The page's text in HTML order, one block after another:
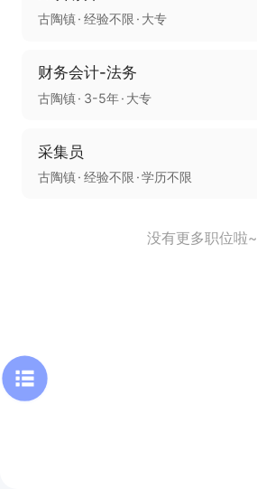
古陶镇 经验不限 大专
财务会计-法务
古陶镇 3-5年 大专
采集员
古陶镇 经验不限 学历不限
没有更多职位啦~